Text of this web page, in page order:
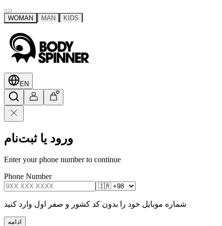
WOMAN MAN KIDS
EN
ورود یا ثبت‌نام
Enter your phone number to continue
Phone Number
شماره موبایل خود را بدون کد کشور و صفر اول وارد کنید
ادامه